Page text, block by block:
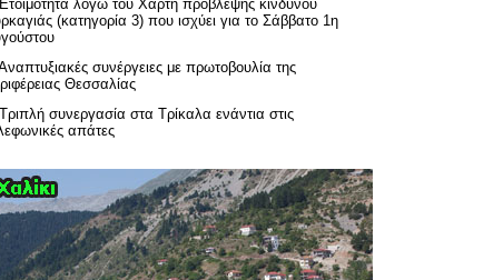
Ετοιμότητα λόγω του Χάρτη πρόβλεψης κινδύνου
(κατηγορία 3) που ισχύει για το Σάββατο 1η
συνέργειες με πρωτοβουλία της
Θεσσαλίας
Τριπλή συνεργασία στα Τρίκαλα ενάντια στις
απάτες